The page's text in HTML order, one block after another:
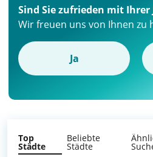
Sind Sie zufrieden mit Ihrer
Wir freuen uns von Ihnen zu
Ja
Top
Städte
Beliebte
Städte